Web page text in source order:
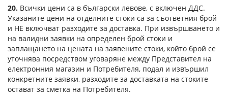
20. Всички цени са в български левове, с включен ДДС.
Указаните цени на отделните стоки са за съответния брой
и НЕ включват разходите за доставка. При извършването и
на валидни заявки на определен брой стоки и
заплащането на цената на заявените стоки, който брой се
уточнява посредством уговаряне между Представител на
електронния магазин и Потребителя, подал и извършил
конкретните заявки, разходите за доставката на стоките
остават за сметка на Потребителя.